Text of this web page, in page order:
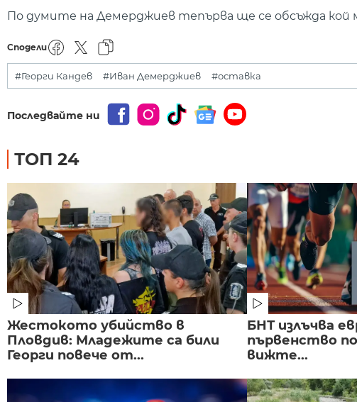
По думите на Демерджиев тепърва ще се обсъжда кой
Сподели
#Георги Кандев #Иван Демерджиев #оставка
Последвайте ни
ТОП 24
Жестокото убийство в
Пловдив: Младежите са били
Георги повече от...
БНТ излъчва
първенство
вижте...